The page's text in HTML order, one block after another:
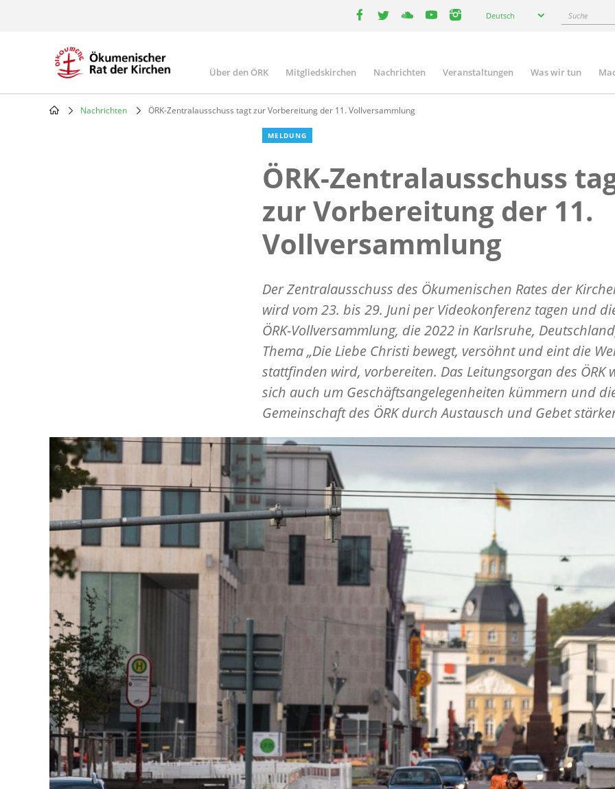
Deutsch Suche
Main
navigation
Über den ÖRK Mitgliedskirchen Nachrichten Veranstaltungen Was wir tun
Nachrichten ÖRK-Zentralausschuss tagt zur Vorbereitung der 11. Vollversammlung
MELDUNG
ÖRK-Zentralausschuss
zur Vorbereitung der 11.
Vollversammlung
Der Zentralausschuss des Ökumenischen Rates der
wird vom 23. bis 29. Juni per Videokonferenz tagen und
ÖRK-Vollversammlung, die 2022 in Karlsruhe,
Thema „Die Liebe Christi bewegt, versöhnt und eint die
stattfinden wird, vorbereiten. Das Leitungsorgan des ÖRK
sich auch um Geschäftsangelegenheiten kümmern und
Gemeinschaft des ÖRK durch Austausch und Gebet
Image